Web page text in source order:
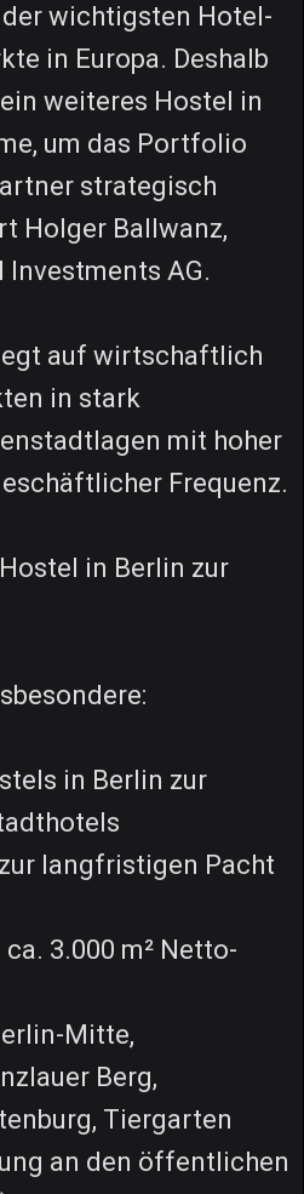
wichtigsten Hotel-
in Europa. Deshalb
weiteres Hostel in
um das Portfolio
strategisch
Holger Ballwanz,
AG.
auf wirtschaftlich
in stark
mit hoher
Frequenz.
in Berlin zur
in Berlin zur
langfristigen Pacht
3.000 m² Netto-
Mitte,
Berg,
Tiergarten
an den öffentlichen